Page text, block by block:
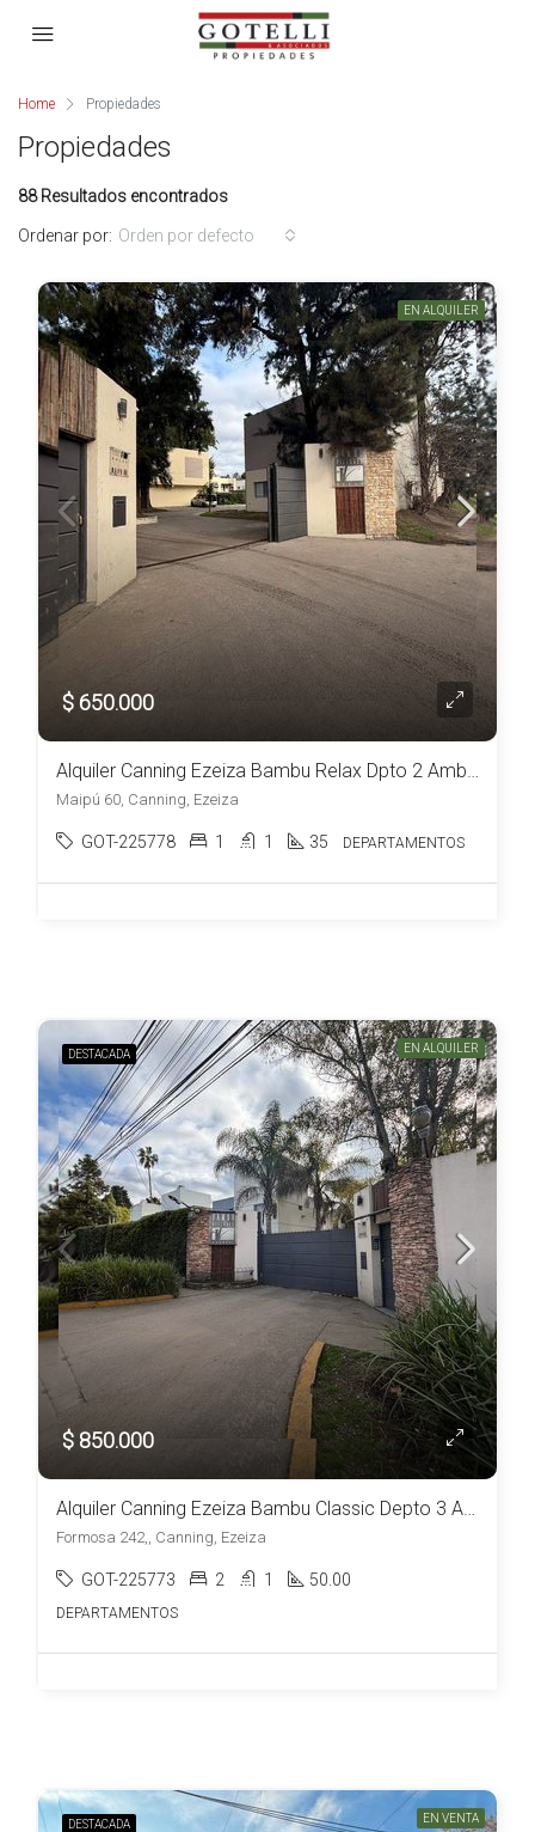
Home Propiedades
Propiedades
88 Resultados encontrados
Ordenar por: Orden por defecto
EN ALQUILER
$ 650.000
Alquiler Canning Ezeiza Bambu Relax Dpto 2 Ambientes c/ estacionamiento
Maipú 60, Canning, Ezeiza
GOT-225778 1 1 35 DEPARTAMENTOS
DESTACADA EN ALQUILER
$ 850.000
Alquiler Canning Ezeiza Bambu Classic Depto 3 Ambientes c/estacionamiento a metros del Shopping Las Toscas
Formosa 242,, Canning, Ezeiza
GOT-225773 2 1 50.00
DEPARTAMENTOS
DESTACADA EN VENTA